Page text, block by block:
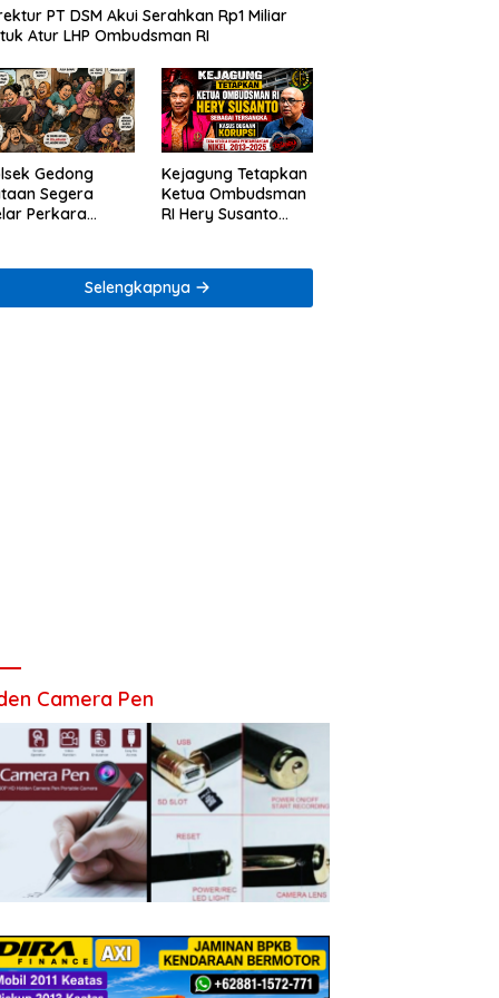
PT DSM Akui Serahkan Rp1 Miliar
Atur LHP Ombudsman RI
Gedong
Segera
Perkara
Lumbirejo
Kejagung Tetapkan
Ketua Ombudsman
RI Hery Susanto
Tata Kelola
Tambang Nikel
Selengkapnya
Camera Pen